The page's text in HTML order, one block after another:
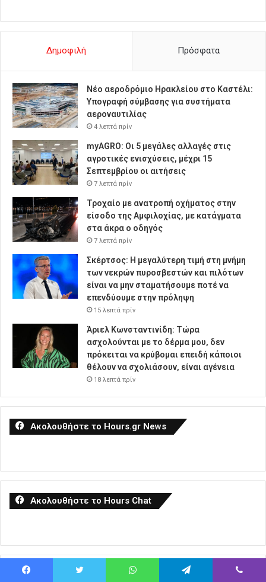
Δημοφιλή Πρόσφατα
Νέο αεροδρόμιο Ηρακλείου στο Καστέλι:
Υπογραφή σύμβασης για συστήματα
αεροναυτιλίας
4 λεπτά πρίν
myAGRO: Οι 5 μεγάλες αλλαγές στις
αγροτικές ενισχύσεις, μέχρι 15
Σεπτεμβρίου οι αιτήσεις
7 λεπτά πρίν
Τροχαίο με ανατροπή οχήματος στην
είσοδο της Αμφιλοχίας, με κατάγματα
στα άκρα ο οδηγός
7 λεπτά πρίν
Σκέρτσος: Η μεγαλύτερη τιμή στη μνήμη
των νεκρών πυροσβεστών και πιλότων
είναι να μην σταματήσουμε ποτέ να
επενδύουμε στην πρόληψη
15 λεπτά πρίν
Άριελ Κωνσταντινίδη: Τώρα
ασχολούνται με το δέρμα μου, δεν
πρόκειται να κρύβομαι επειδή κάποιοι
θέλουν να σχολιάσουν, είναι αγένεια
18 λεπτά πρίν
Ακολουθήστε το Hours.gr News
Ακολουθήστε το Hours Chat
Πιο Δημοφιλή